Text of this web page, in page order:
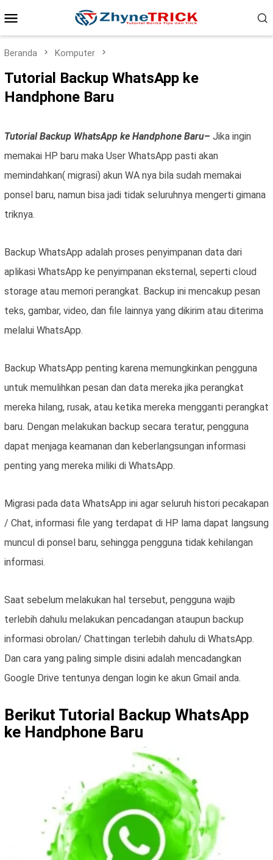
ke
Mobile
Beranda Komputer
Tutorial Backup WhatsApp ke
Handphone Baru
Tutorial Backup WhatsApp ke Handphone Baru– Jika ingin
memakai HP baru maka User WhatsApp pasti akan
memindahkan( migrasi) akun WA nya bila sudah memakai
ponsel baru, namun bisa jadi tidak seluruhnya mengerti gimana
triknya.
Backup WhatsApp adalah proses penyimpanan data dari
aplikasi WhatsApp ke penyimpanan eksternal, seperti cloud
storage atau memori perangkat. Backup ini mencakup pesan
teks, gambar, video, dan file lainnya yang dikirim atau diterima
melalui WhatsApp.
Backup WhatsApp penting karena memungkinkan pengguna
untuk memulihkan pesan dan data mereka jika perangkat
mereka hilang, rusak, atau ketika mereka mengganti perangkat
baru. Dengan melakukan backup secara teratur, pengguna
dapat menjaga keamanan dan keberlangsungan informasi
penting yang mereka miliki di WhatsApp.
Migrasi pada data WhatsApp ini agar seluruh histori pecakapan
/ Chat, informasi file yang terdapat di HP lama dapat langsung
muncul di ponsel baru, sehingga pengguna tidak kehilangan
informasi.
Saat sebelum melakukan hal tersebut, pengguna wajib
terlebih dahulu melakukan pencadangan ataupun backup
informasi obrolan/ Chattingan terlebih dahulu di WhatsApp.
Dan cara yang paling simple disini adalah mencadangkan
Google Drive tentunya dengan login ke akun Gmail anda.
Berikut Tutorial Backup WhatsApp
ke Handphone Baru